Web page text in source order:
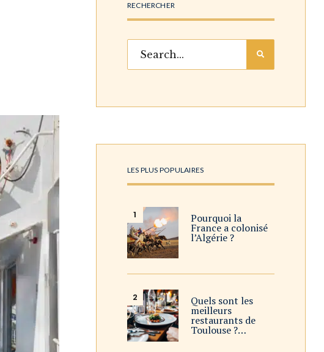
RECHERCHER
LES PLUS POPULAIRES
Pourquoi la
France a colonisé
l’Algérie ?
Quels sont les
meilleurs
restaurants de
Toulouse ?…